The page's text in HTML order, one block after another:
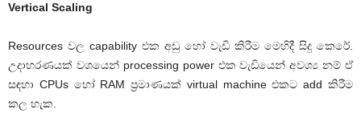
Vertical Scaling
Resources වල capability එක අඩු හෝ වැඩි කිරීම මෙහිදී සිදු කෙරේ.
උදාහරණයක් වශයෙන් processing power එක වැඩියෙන් අවශ්‍ය නම් ඒ
සඳහා CPUs හෝ RAM ප්‍රමාණයක් virtual machine එකට add කිරීම
කල හැක.